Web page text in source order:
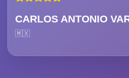
CARLOS ANTONIO
🇲🇽